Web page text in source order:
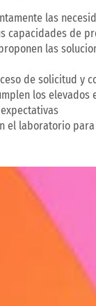
las
capacidades de
las
de solicitud y
los elevados
el laboratorio